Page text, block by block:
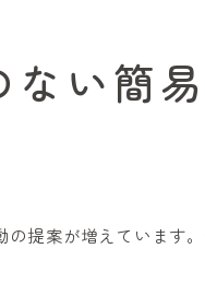
接骨院の通い方で日
日々の違和感に接骨
い簡
提案が増えていま